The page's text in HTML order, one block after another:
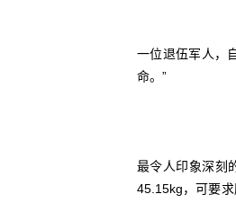
一位退伍军人，
命。”
最令人印象深刻
45.15kg，可要